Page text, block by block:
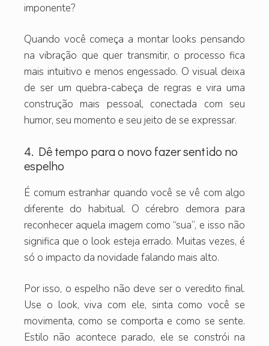
imponente?
Quando você começa a montar looks pensando
na vibração que quer transmitir, o processo fica
mais intuitivo e menos engessado. O visual deixa
de ser um quebra-cabeça de regras e vira uma
construção mais pessoal, conectada com seu
humor, seu momento e seu jeito de se expressar.
4. Dê tempo para o novo fazer sentido no
espelho
É comum estranhar quando você se vê com algo
diferente do habitual. O cérebro demora para
reconhecer aquela imagem como “sua”, e isso não
significa que o look esteja errado. Muitas vezes, é
só o impacto da novidade falando mais alto.
Por isso, o espelho não deve ser o veredito final.
Use o look, viva com ele, sinta como você se
movimenta, como se comporta e como se sente.
Estilo não acontece parado, ele se constrói na